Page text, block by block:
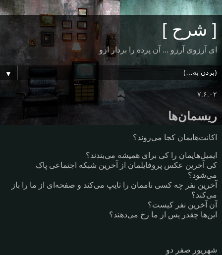
[ شرح ]
ای آرزوی آرزو ... آن پرده را بردار ازو
▼
۷.۶.۰۲
ریسمان‌ها
اکانت‌هایمان کجا می‌روند؟
ایمیل‌هایمان را کی برای همیشه می‌بندند؟
کی آخرین عکس پروفایلمان از آخرین شبکه اجتماعی پاک
می‌شود؟
آخرین نفر چه کسی ناممان را تایپ می‌کند و صفحه‌ای از ما را باز
می‌کند؟
آن آخرین نفر کیست؟
این‌ها چقدر پس از ما رخ می‌دهند؟
شهریور صفر دو